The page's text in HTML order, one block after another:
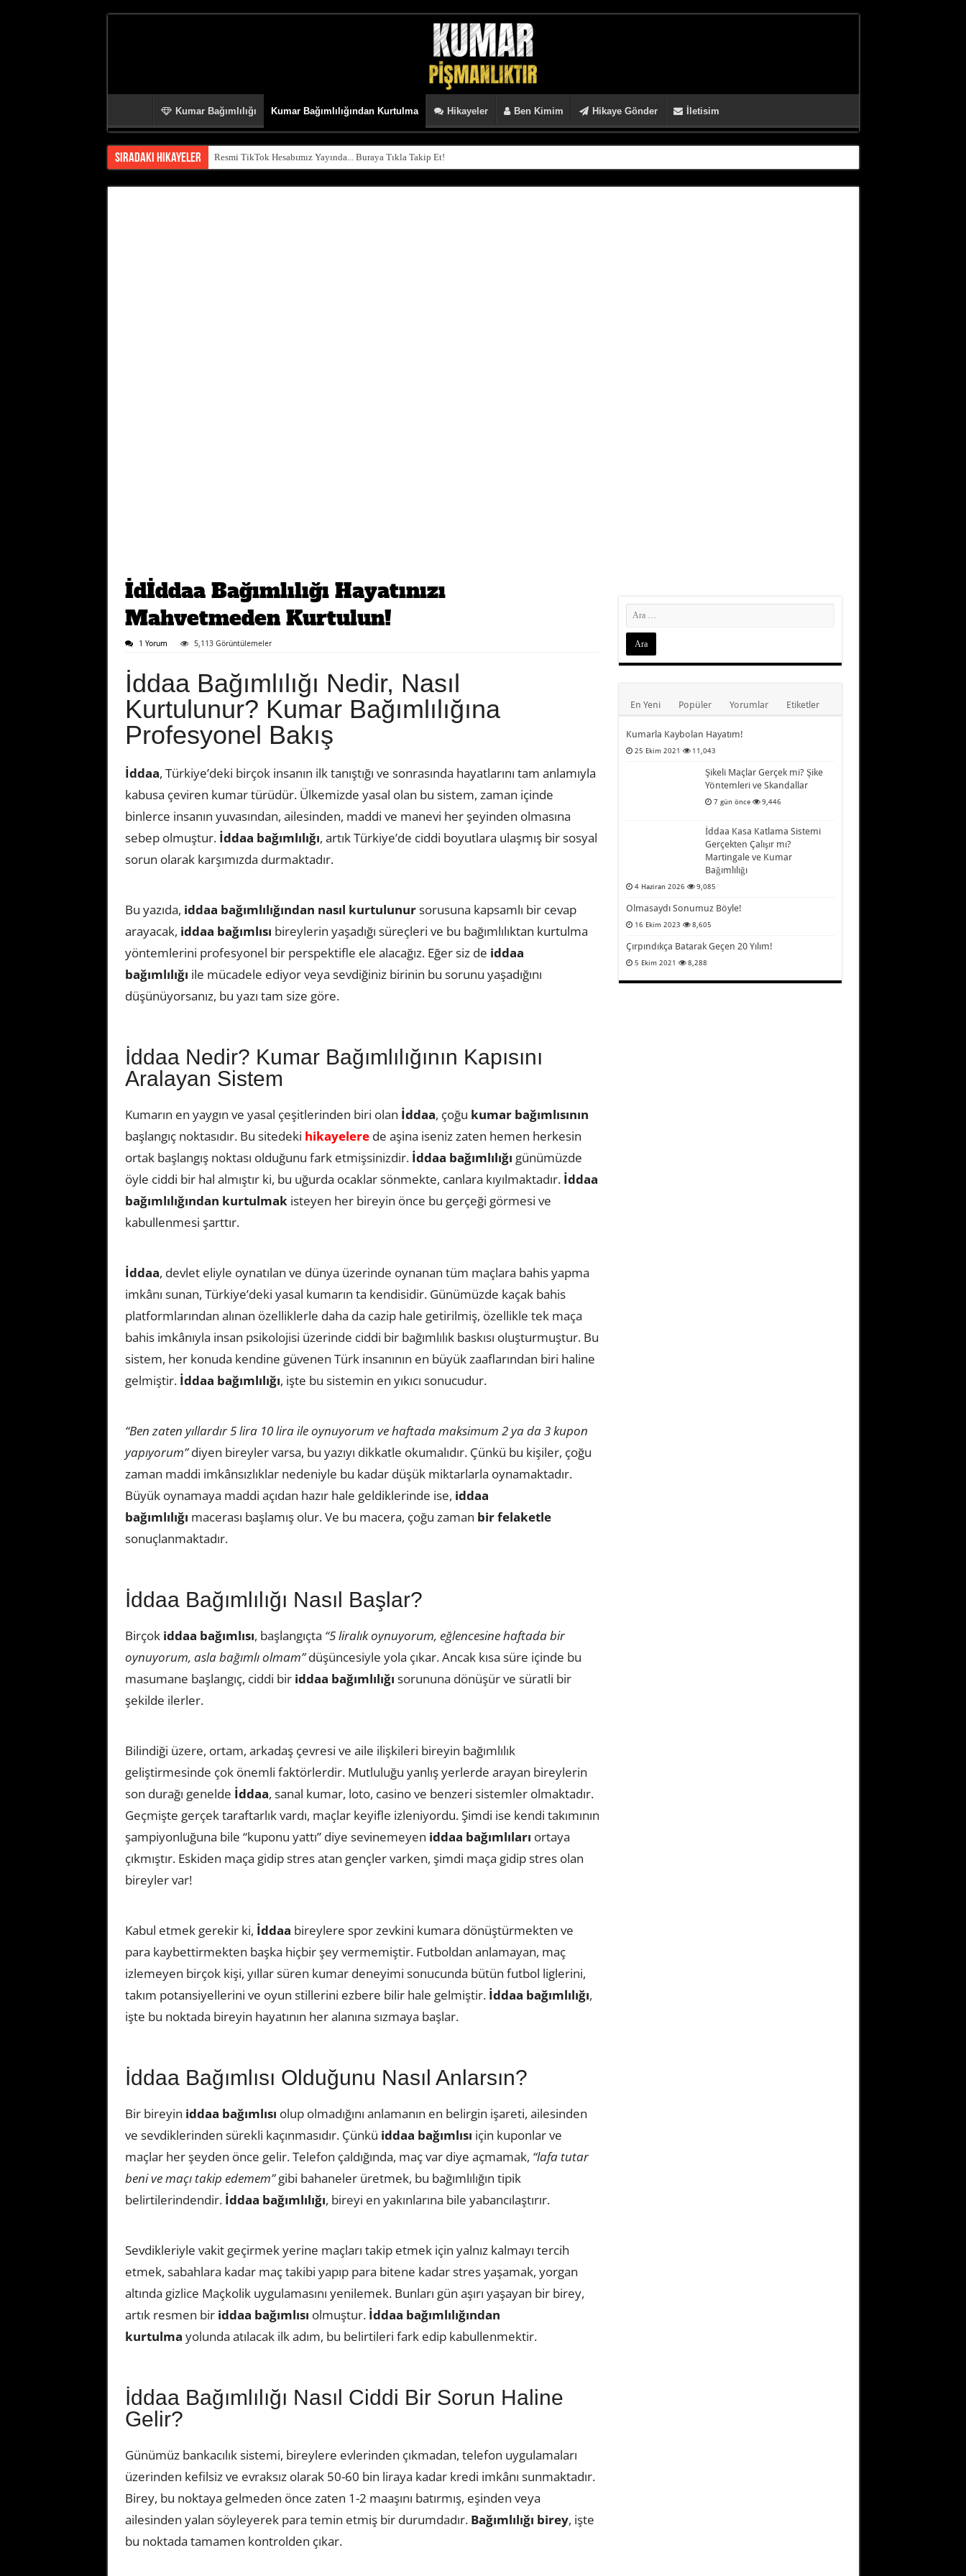
Kumar Bağımlılığı Kumar Bağımlılığından Kurtulma Hikayeler Ben Kimim Hikaye Gönder İletisim
Sıradaki Hikayeler Resmi TikTok Hesabımız Yayında... Buraya Tıkla Takip Et!
İdİddaa Bağımlılığı Hayatınızı
Mahvetmeden Kurtulun!
1 Yorum 5,113 Görüntülemeler
İddaa Bağımlılığı Nedir, Nasıl
Kurtulunur? Kumar Bağımlılığına
Profesyonel Bakış
İddaa, Türkiye’deki birçok insanın ilk tanıştığı ve sonrasında hayatlarını tam anlamıyla
kabusa çeviren kumar türüdür. Ülkemizde yasal olan bu sistem, zaman içinde
binlerce insanın yuvasından, ailesinden, maddi ve manevi her şeyinden olmasına
sebep olmuştur. İddaa bağımlılığı, artık Türkiye’de ciddi boyutlara ulaşmış bir sosyal
sorun olarak karşımızda durmaktadır.
Bu yazıda, iddaa bağımlılığından nasıl kurtulunursorusuna kapsamlı bir cevap
arayacak, iddaa bağımlısı bireylerin yaşadığı süreçleri ve bu bağımlılıktan kurtulma
yöntemlerini profesyonel bir perspektifle ele alacağız. Eğer siz de iddaa
bağımlılığı ile mücadele ediyor veya sevdiğiniz birinin bu sorunu yaşadığını
düşünüyorsanız, bu yazı tam size göre.
İddaa Nedir? Kumar Bağımlılığının Kapısını
Aralayan Sistem
Kumarın en yaygın ve yasal çeşitlerinden biri olan İddaa, çoğu kumar bağımlısının
başlangıç noktasıdır. Bu sitedeki hikayelere de aşina iseniz zaten hemen herkesin
ortak başlangış noktası olduğunu fark etmişsinizdir. İddaa bağımlılığı günümüzde
öyle ciddi bir hal almıştır ki, bu uğurda ocaklar sönmekte, canlara kıyılmaktadır. İddaa
bağımlılığından kurtulmakisteyen her bireyin önce bu gerçeği görmesi ve
kabullenmesi şarttır.
İddaa, devlet eliyle oynatılan ve dünya üzerinde oynanan tüm maçlara bahis yapma
imkânı sunan, Türkiye’deki yasal kumarın ta kendisidir. Günümüzde kaçak bahis
platformlarından alınan özelliklerle daha da cazip hale getirilmiş, özellikle tek maça
bahis imkânıyla insan psikolojisi üzerinde ciddi bir bağımlılık baskısı oluşturmuştur. Bu
sistem, her konuda kendine güvenen Türk insanının en büyük zaaflarından biri haline
gelmiştir. İddaa bağımlılığı, işte bu sistemin en yıkıcı sonucudur.
“Ben zaten yıllardır 5 lira 10 lira ile oynuyorum ve haftada maksimum 2 ya da 3 kupon
yapıyorum”diyen bireyler varsa, bu yazıyı dikkatle okumalıdır. Çünkü bu kişiler, çoğu
zaman maddi imkânsızlıklar nedeniyle bu kadar düşük miktarlarla oynamaktadır.
Büyük oynamaya maddi açıdan hazır hale geldiklerinde ise, iddaa
bağımlılığı macerası başlamış olur. Ve bu macera, çoğu zaman bir felaketle
sonuçlanmaktadır.
İddaa Bağımlılığı Nasıl Başlar?
Birçok iddaa bağımlısı, başlangıçta “5 liralık oynuyorum, eğlencesine haftada bir
oynuyorum, asla bağımlı olmam”düşüncesiyle yola çıkar. Ancak kısa süre içinde bu
masumane başlangıç, ciddi bir iddaa bağımlılığı sorununa dönüşürve süratli bir
şekilde ilerler.
Bilindiği üzere, ortam, arkadaş çevresi ve aile ilişkileri bireyin bağımlılık
geliştirmesinde çok önemli faktörlerdir. Mutluluğu yanlış yerlerde arayan bireylerin
son durağı genelde İddaa, sanal kumar, loto, casino ve benzeri sistemler olmaktadır.
Geçmişte gerçek taraftarlık vardı, maçlar keyifle izleniyordu. Şimdi ise kendi takımının
şampiyonluğuna bile “kuponu yattı” diye sevinemeyen iddaa bağımlıları ortaya
çıkmıştır. Eskiden maça gidip stres atan gençler varken, şimdi maça gidip stres olan
bireyler var!
Kabul etmek gerekir ki, İddaa bireylere spor zevkini kumara dönüştürmekten ve
para kaybettirmekten başka hiçbir şey vermemiştir. Futboldan anlamayan, maç
izlemeyen birçok kişi, yıllar süren kumar deneyimi sonucunda bütün futbol liglerini,
takım potansiyellerini ve oyun stillerini ezbere bilir hale gelmiştir. İddaa bağımlılığı,
işte bu noktada bireyin hayatının her alanına sızmaya başlar.
İddaa Bağımlısı Olduğunu Nasıl Anlarsın?
Bir bireyin iddaa bağımlısı olup olmadığını anlamanın en belirgin işareti, ailesinden
ve sevdiklerinden sürekli kaçınmasıdır. Çünkü iddaa bağımlısı için kuponlar ve
maçlar her şeyden önce gelir. Telefon çaldığında, maç var diye açmamak, “lafa tutar
beni ve maçı takip edemem”gibi bahaneler üretmek, bu bağımlılığın tipik
belirtilerindendir. İddaa bağımlılığı, bireyi en yakınlarına bile yabancılaştırır.
Sevdikleriyle vakit geçirmek yerine maçları takip etmek için yalnız kalmayı tercih
etmek, sabahlara kadar maç takibi yapıp para bitene kadar stres yaşamak, yorgan
altında gizlice Maçkolik uygulamasını yenilemek. Bunları gün aşırı yaşayan bir birey,
artık resmen bir iddaa bağımlısı olmuştur. İddaa bağımlılığından
kurtulma yolunda atılacak ilk adım, bu belirtileri fark edip kabullenmektir.
İddaa Bağımlılığı Nasıl Ciddi Bir Sorun Haline
Gelir?
Günümüz bankacılık sistemi, bireylere evlerinden çıkmadan, telefon uygulamaları
üzerinden kefilsiz ve evraksız olarak 50-60 bin liraya kadar kredi imkânı sunmaktadır.
Birey, bu noktaya gelmeden önce zaten 1-2 maaşını batırmış, eşinden veya
ailesinden yalan söyleyerek para temin etmiş bir durumdadır. Bağımlılığı birey, işte
bu noktada tamamen kontrolden çıkar.
En Yeni Popüler Yorumlar Etiketler
Kumarla Kaybolan Hayatım!
25 Ekim 2021 11,043
Şikeli Maçlar Gerçek mi? Şike
Yöntemleri ve Skandallar
7 gün önce 9,446
İddaa Kasa Katlama Sistemi
Gerçekten Çalışır mı?
Martingale ve Kumar
Bağımlılığı
4 Haziran 2026 9,085
Olmasaydı Sonumuz Böyle!
16 Ekim 2023 8,605
Çırpındıkça Batarak Geçen 20 Yılım!
5 Ekim 2021 8,288